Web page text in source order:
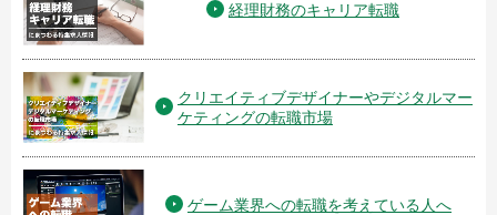
経理財務のキャリア転職
クリエイティブデザイナーやデジタルマー
ケティングの転職市場
ゲーム業界への転職を考えている人へ